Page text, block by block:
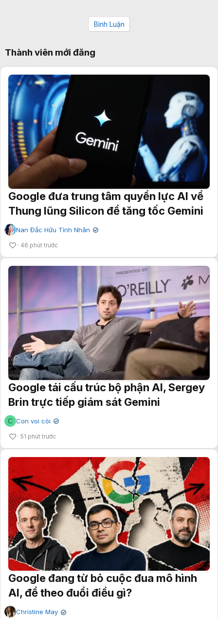
Bình Luận
Thành viên mới đăng
Google đưa trung tâm quyền lực AI về
Thung lũng Silicon để tăng tốc Gemini
Nan Đắc Hữu Tình Nhân ✔
46 phút trước
Google tái cấu trúc bộ phận AI, Sergey
Brin trực tiếp giám sát Gemini
C Con voi còi ✔
51 phút trước
Google đang từ bỏ cuộc đua mô hình
AI, để theo đuổi điều gì?
Christine May ✔